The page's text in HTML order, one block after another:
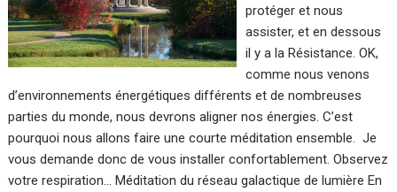
protéger et nous
assister, et en dessous
il y a la Résistance. OK,
comme nous venons
d’environnements énergétiques différents et de nombreuses
parties du monde, nous devrons aligner nos énergies. C’est
pourquoi nous allons faire une courte méditation ensemble. Je
vous demande donc de vous installer confortablement. Observez
votre respiration… Méditation du réseau galactique de lumière En